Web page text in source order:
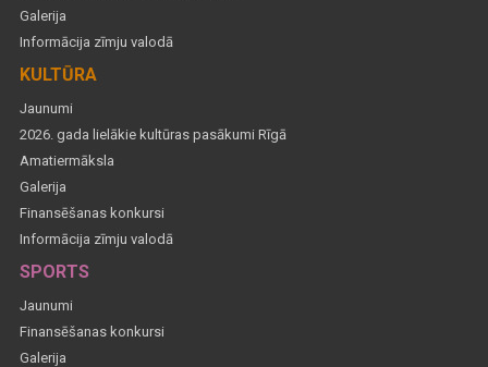
Galerija
Informācija zīmju valodā
KULTŪRA
Jaunumi
2026. gada lielākie kultūras pasākumi Rīgā
Amatiermāksla
Galerija
Finansēšanas konkursi
Informācija zīmju valodā
SPORTS
Jaunumi
Finansēšanas konkursi
Galerija